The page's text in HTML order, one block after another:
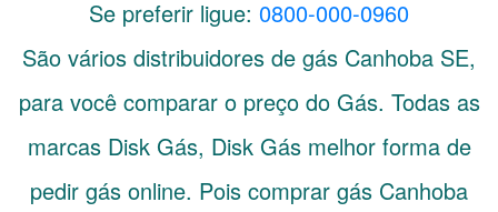
Se preferir ligue: 0800-000-0960
São vários distribuidores de gás Canhoba SE,
para você comparar o preço do Gás. Todas as
marcas Disk Gás, Disk Gás melhor forma de
pedir gás online. Pois comprar gás Canhoba